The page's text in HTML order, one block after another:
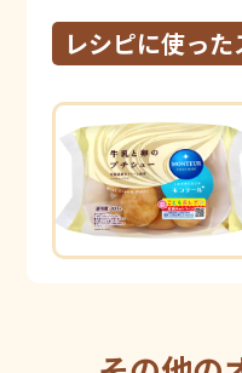
レシピに使った